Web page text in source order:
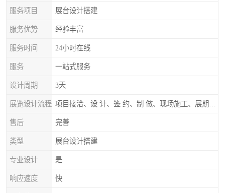
服务项目 展台设计搭建
服务优势 经验丰富
服务时间 24小时在线
服务 一站式服务
设计周期 3天
展览设计流程
售后 完善
类型 展台设计搭建
专业设计 是
响应速度 快